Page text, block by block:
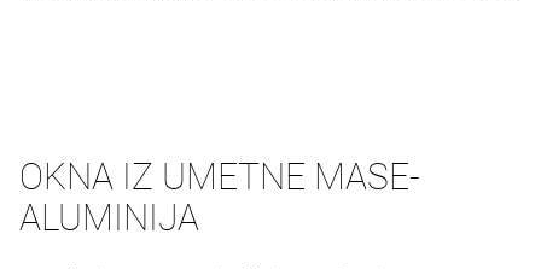
OKNA IZ UMETNE MASE-
ALUMINIJA